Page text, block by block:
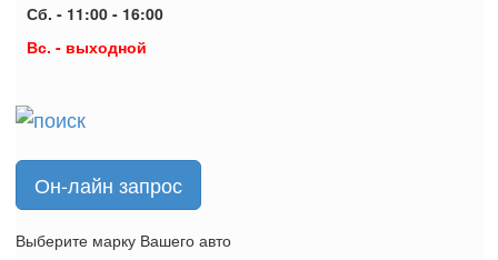
Сб. - 11:00 - 16:00
Вс. - выходной
Он-лайн запрос
Выберите марку Вашего авто